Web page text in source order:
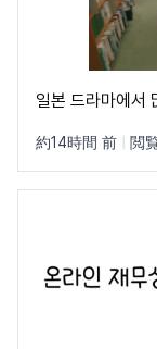
일본 드라마에서
約14時間 前 閲